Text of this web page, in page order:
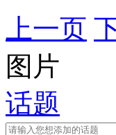
上一页
图片
话题